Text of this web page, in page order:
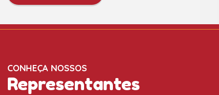
CONHEÇA NOSSOS
Representantes